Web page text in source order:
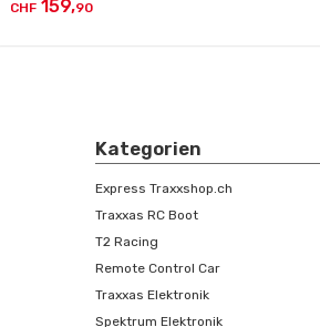
CHF109,90
Kategorien
Express Traxxshop.ch
Traxxas RC Boot
T2 Racing
Remote Control Car
Traxxas Elektronik
Spektrum Elektronik